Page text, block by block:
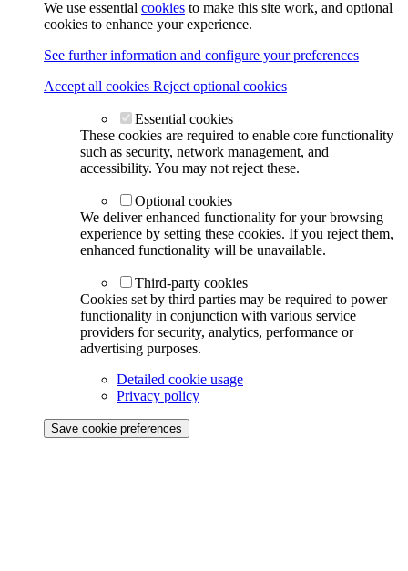
We use essential cookies to make this site work, and optional
cookies to enhance your experience.
See further information and configure your preferences
Accept all cookies Reject optional cookies
Essential cookies
These cookies are required to enable core functionality
such as security, network management, and
accessibility. You may not reject these.
Optional cookies
We deliver enhanced functionality for your browsing
experience by setting these cookies. If you reject them,
enhanced functionality will be unavailable.
Third-party cookies
Cookies set by third parties may be required to power
functionality in conjunction with various service
providers for security, analytics, performance or
advertising purposes.
Detailed cookie usage
Privacy policy
Save cookie preferences